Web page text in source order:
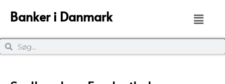
Banker i Danmark